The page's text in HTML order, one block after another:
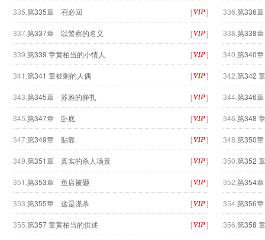
335. 第335章 召必回 [ ] 336. 第336
337.第337章 以警察的名义 [ ] 338. 第338
339. 第339 章黄柏当的小情人 [ ] 340. 第340
341. 第341 章被刺的人偶 [ ] 342. 第342
343. 第345章 苏雅的挣扎 [ ] 344. 第346
345. 第347章 卧底 [ ] 346. 第348
347.第349章 贴靠 [ ] 348. 第350
349. 第351章 真实的杀人场景 [ ] 350. 第352
351. 第353章 鱼店被砸 [ ] 352. 第354
353. 第355章 这是谋杀 [ ] 354. 第356
355. 第357 章黄柏当的供述 [ ] 356. 第358